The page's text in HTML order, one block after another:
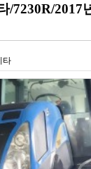
/7230R/2017
타